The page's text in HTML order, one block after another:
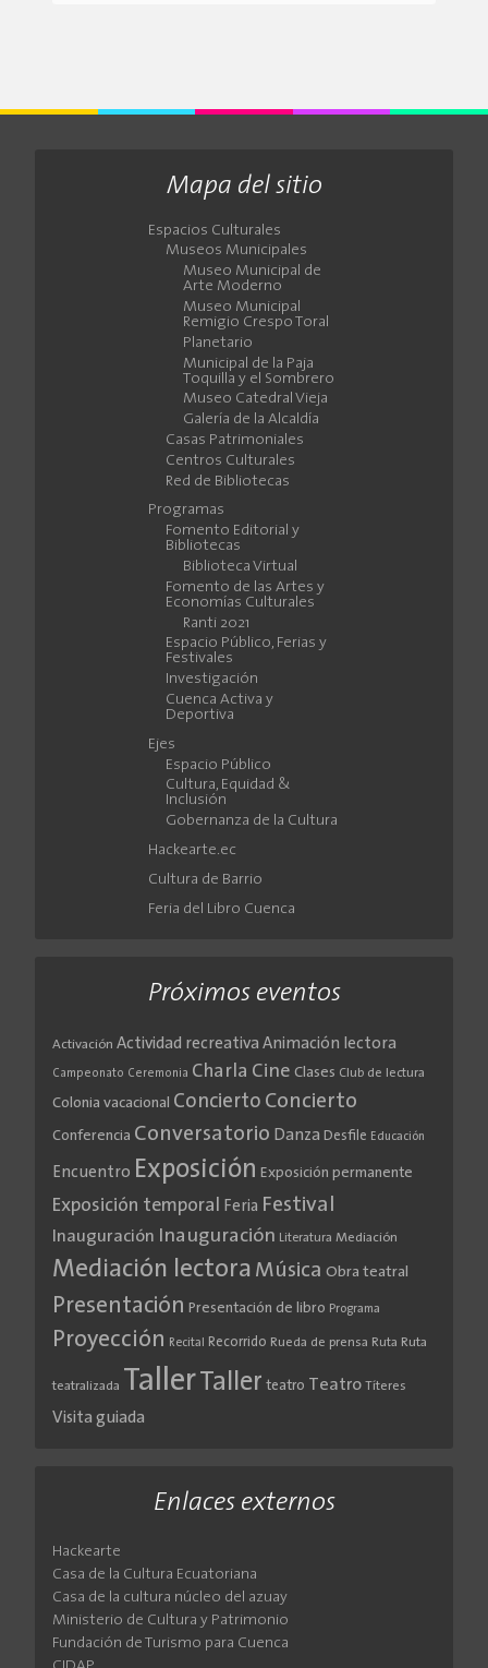
Mapa del sitio
Espacios Culturales
Museos Municipales
Museo Municipal de
Arte Moderno
Museo Municipal
Remigio Crespo Toral
Planetario
Municipal de la Paja
Toquilla y el Sombrero
Museo Catedral Vieja
Galería de la Alcaldía
Casas Patrimoniales
Centros Culturales
Red de Bibliotecas
Programas
Fomento Editorial y
Bibliotecas
Biblioteca Virtual
Fomento de las Artes y
Economías Culturales
Ranti 2021
Espacio Público, Ferias y
Festivales
Investigación
Cuenca Activa y
Deportiva
Ejes
Espacio Público
Cultura, Equidad &
Inclusión
Gobernanza de la Cultura
Hackearte.ec
Cultura de Barrio
Feria del Libro Cuenca
Próximos eventos
Activación Actividad recreativa Animación lectora
Campeonato Ceremonia Charla Cine Clases Club de lectura
Colonia vacacional Concierto Concierto
Conferencia Conversatorio Danza Desfile Educación
Encuentro Exposición Exposición permanente
Exposición temporal Feria Festival
Inauguración Inauguración Literatura Mediación
Mediación lectora Música Obra teatral
Presentación Presentación de libro Programa
Proyección Recital Recorrido Rueda de prensa Ruta Ruta
teatralizada Taller Taller teatro Teatro Títeres
Visita guiada
Enlaces externos
Hackearte
Casa de la Cultura Ecuatoriana
Casa de la cultura núcleo del azuay
Ministerio de Cultura y Patrimonio
Fundación de Turismo para Cuenca